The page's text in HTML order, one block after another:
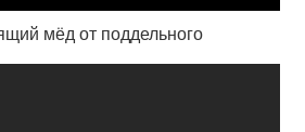
мёд от поддельного